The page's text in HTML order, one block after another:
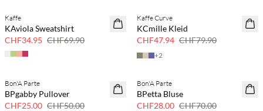
50 % Rabatt
Kaffe
KAviola Sweatshirt
CHF34.95 CHF69.90
40 % Rabatt
Kaffe Curve
KCmille Kleid
CHF47.94 CHF79.90
+2
50 % Rabatt
Bon'A Parte
BPgabby Pullover
CHF25.00 CHF50.00
60% Rabatt
Bon'A Parte
BPetta Bluse
CHF28.00 CHF70.00